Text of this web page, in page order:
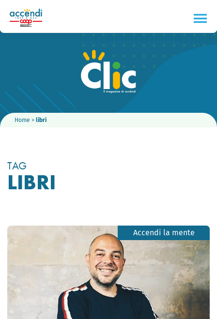
Home > libri
TAG
LIBRI
Accendi la mente